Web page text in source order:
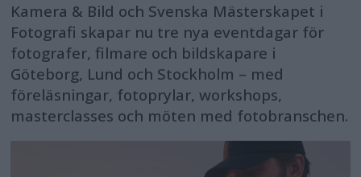
Kamera & Bild och Svenska Mästerskapet i
Fotografi skapar nu tre nya eventdagar för
fotografer, filmare och bildskapare i
Göteborg, Lund och Stockholm – med
föreläsningar, fotoprylar, workshops,
masterclasses och möten med fotobranschen.